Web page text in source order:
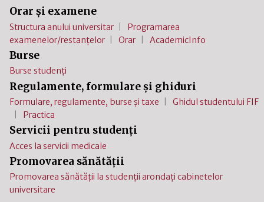
Orar și examene
Structura anului universitar
Programarea
examenelor/restanțelor
Orar AcademicInfo
Burse
Burse studenți
Regulamente, formulare și ghiduri
Formulare, regulamente, burse și taxe
Ghidul studentului FIF
Practica
Servicii pentru studenți
Acces la servicii medicale
Promovarea sănătății
Promovarea sănătății la studenții arondați cabinetelor
universitare